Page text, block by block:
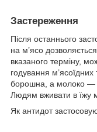
Застереження
Після останнього
на м’ясо
вказаного терміну,
годування м’ясоїдних
борошна, а молоко —
Людям вживати в їжу
Як антидот